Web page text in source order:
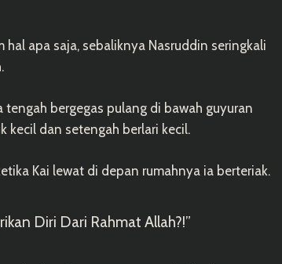
apa saja, sebaliknya Nasruddin seringkali
bergegas pulang di bawah guyuran
kecil dan setengah berlari kecil.
Kai lewat di depan rumahnya ia berteriak.
Diri Dari Rahmat Allah?!”